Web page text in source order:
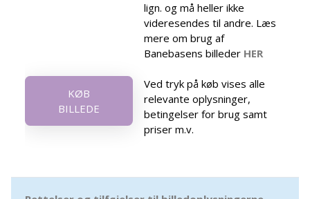
lign. og må heller ikke
videresendes til andre. Læs
mere om brug af
Banebasens billeder HER
KØB
BILLEDE
Ved tryk på køb vises alle
relevante oplysninger,
betingelser for brug samt
priser m.v.